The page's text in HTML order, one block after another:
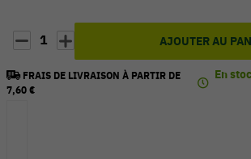
1 AJOUTER AU
FRAIS DE LIVRAISON À PARTIR DE
7,60 €
En